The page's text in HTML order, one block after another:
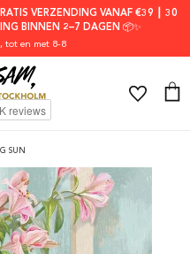
VERZENDING VANAF €39 ┃ 30
BINNEN 2–7 DAGEN 📦✨
, tot en met 8-8
SUN